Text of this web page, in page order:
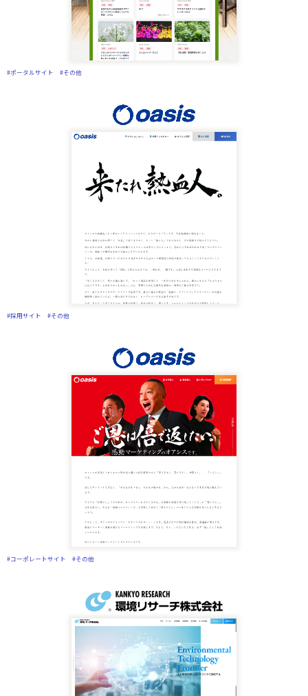
#ポータルサイト #その他
#採用サイト #その他
#コーポレートサイト #その他